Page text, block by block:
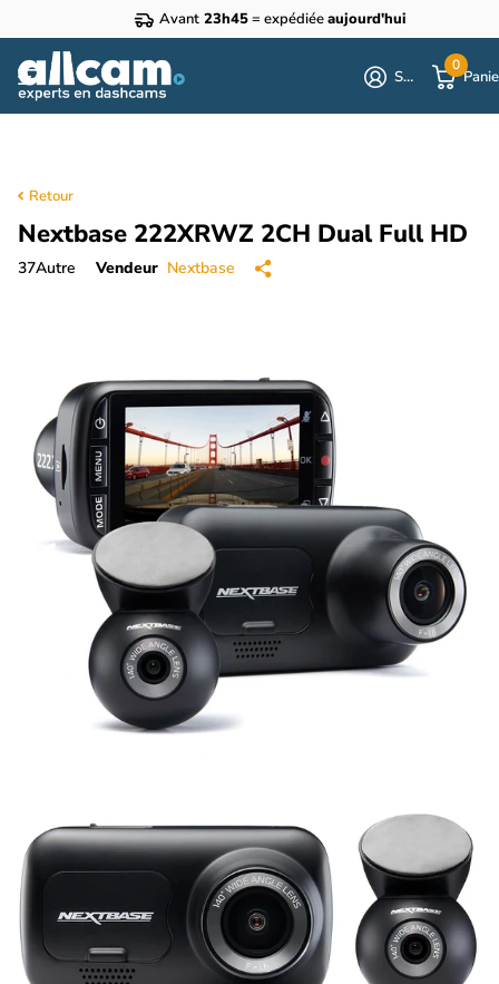
Avant 23h45= expédiéeaujourd'hui
S'identifier
0
Retour
Nextbase 222XRWZ 2CH Dual Full HD
37Autre Vendeur Nextbase